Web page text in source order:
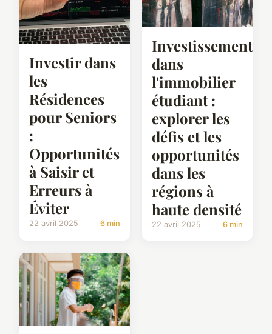
Investir dans
les
Résidences
pour Seniors
:
Opportunités
à Saisir et
Erreurs à
Éviter
22 avril 2025 6 min
Investissement
dans
l'immobilier
étudiant :
explorer les
défis et les
opportunités
dans les
régions à
haute densité
22 avril 2025 6 min